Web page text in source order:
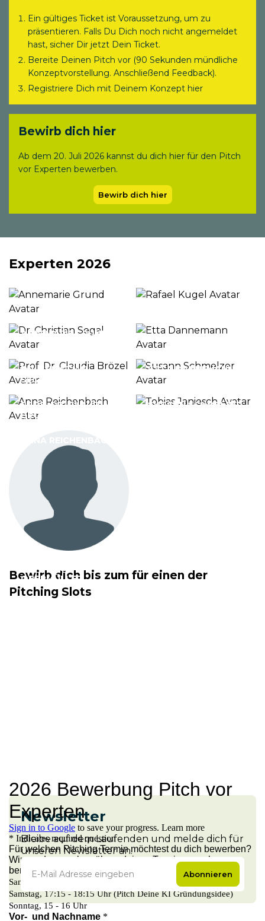
Ein gültiges Ticket ist Voraussetzung, um zu
präsentieren. Falls Du Dich noch nicht angemeldet
hast, sicher Dir jetzt Dein Ticket.
Bereite Deinen Pitch vor (90 Sekunden mündliche
Konzeptvorstellung. Anschließend Feedback).
Registriere Dich mit Deinem Konzept hier
Bewirb dich hier
Ab dem 20. Juli 2026 kannst du dich hier für den Pitch
vor Experten bewerben.
Bewirb dich hier
Experten 2026
ANNEMARIE GRUND
DR. CHRISTIAN
SEGAL
ETTA DANNEMANN
PROF. DR. CLAUDIA
BRÖZEL
SUSANN SCHMELZER
MARIANNE
OBERMÜLLER
Bewirb dich bis zum für einen der
Pitching Slots
Newsletter
Bleibe auf dem Laufenden und melde dich für
unseren Newsletter an.
Abonnieren